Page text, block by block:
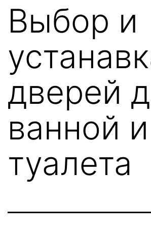
Выбор и
дверей
ванной и
туалета